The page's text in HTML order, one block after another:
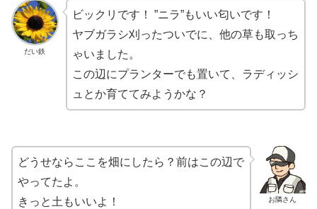
だい鉄
ビックリです！ ”ニラ”もいい匂いです！
ヤブガラシ刈ったついでに、他の草も取っち
ゃいました。
この辺にプランターでも置いて、ラディッシ
ュとか育ててみようかな？
お隣さん
どうせならここを畑にしたら？前はこの辺で
やってたよ。
きっと土もいいよ！